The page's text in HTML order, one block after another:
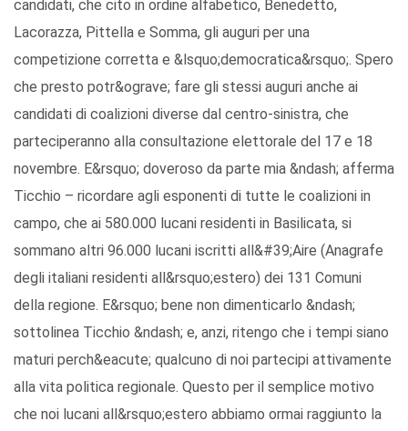
candidati, che cito in ordine alfabetico, Benedetto,
Lacorazza, Pittella e Somma, gli auguri per una
competizione corretta e &lsquo;democratica&rsquo;. Spero
che presto potr&ograve; fare gli stessi auguri anche ai
candidati di coalizioni diverse dal centro-sinistra, che
parteciperanno alla consultazione elettorale del 17 e 18
novembre. E&rsquo; doveroso da parte mia &ndash; afferma
Ticchio – ricordare agli esponenti di tutte le coalizioni in
campo, che ai 580.000 lucani residenti in Basilicata, si
sommano altri 96.000 lucani iscritti all&#39;Aire (Anagrafe
degli italiani residenti all&rsquo;estero) dei 131 Comuni
della regione. E&rsquo; bene non dimenticarlo &ndash;
sottolinea Ticchio &ndash; e, anzi, ritengo che i tempi siano
maturi perch&eacute; qualcuno di noi partecipi attivamente
alla vita politica regionale. Questo per il semplice motivo
che noi lucani all&rsquo;estero abbiamo ormai raggiunto la